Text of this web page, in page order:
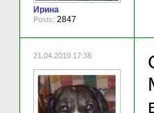
Ирина
Posts: 2847
21.04.2010 17:38